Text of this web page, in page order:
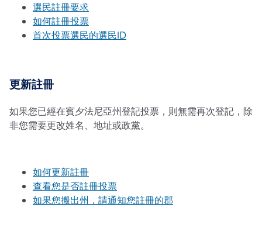
選民註冊要求
如何註冊投票
首次投票選民的選民ID
更新註冊
如果您已經在賓夕法尼亞州登記投票，則無需再次登記，除
非您需要更改姓名、地址或政黨。
如何更新註冊
查看您是否註冊投票
如果您搬出州，請通知您註冊的郡